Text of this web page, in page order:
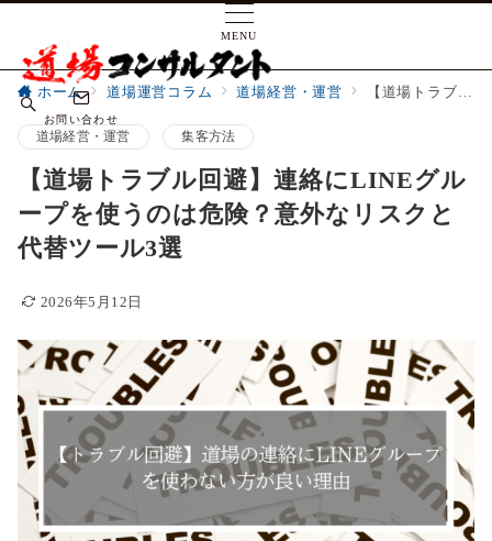
MENU
お問い合わせ
ホーム 道場運営コラム 道場経営・運営 【道場トラブル回避】連絡にLINEグループを使うのは危険？意外なリスクと代替ツール3選
道場経営・運営 集客方法
【道場トラブル回避】連絡にLINEグル
ープを使うのは危険？意外なリスクと
代替ツール3選
2026年5月12日